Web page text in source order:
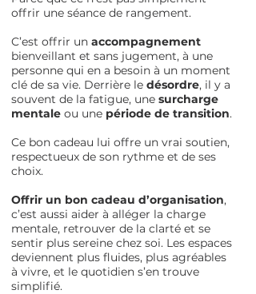
offrir une séance de rangement.
C’est offrir un accompagnement
bienveillant et sans jugement, à une
personne qui en a besoin à un moment
clé de sa vie. Derrière le désordre, il y a
souvent de la fatigue, une surcharge
mentale ou une période de transition.
Ce bon cadeau lui offre un vrai soutien,
respectueux de son rythme et de ses
choix.
Offrir un bon cadeau d’organisation,
c’est aussi aider à alléger la charge
mentale, retrouver de la clarté et se
sentir plus sereine chez soi. Les espaces
deviennent plus fluides, plus agréables
à vivre, et le quotidien s’en trouve
simplifié.